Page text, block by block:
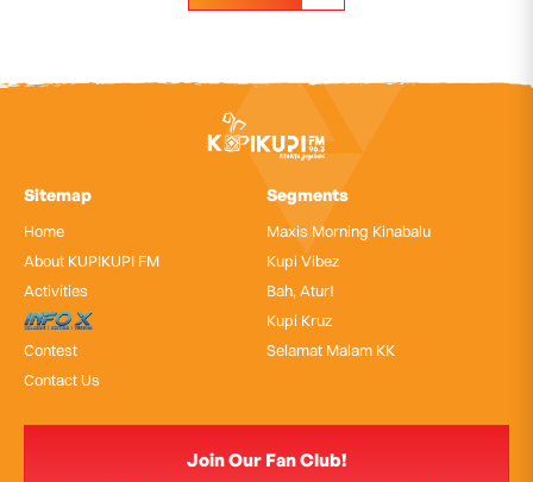
Sitemap
Home
About KUPIKUPI FM
Activities
InfoX
Contest
Contact Us
Segments
Maxis Morning Kinabalu
Kupi Vibez
Bah, Atur!
Kupi Kruz
Selamat Malam KK
Join Our Fan Club!